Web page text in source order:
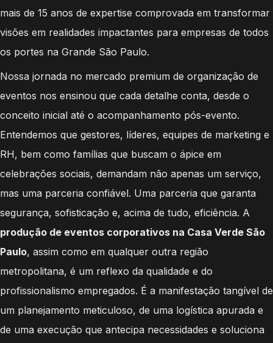
mais de 15 anos de expertise comprovada em transformar
visões em realidades impactantes para empresas de todos
os portes na Grande São Paulo.
Nossa jornada no mercado premium de organização de
eventos nos ensinou que cada detalhe conta, desde o
conceito inicial até o acompanhamento pós-evento.
Entendemos que gestores, líderes, equipes de marketing e
RH, bem como famílias que buscam o ápice em
celebrações sociais, demandam não apenas um serviço,
mas uma parceria confiável. Uma parceria que garanta
segurança, sofisticação e, acima de tudo, eficiência. A
produção de eventos corporativos na Casa Verde São
Paulo, assim como em qualquer outra região
metropolitana, é um reflexo da qualidade e do
profissionalismo empregados. É a manifestação tangível de
um planejamento meticuloso, de uma logística apurada e
de uma execução que antecipa necessidades e soluciona